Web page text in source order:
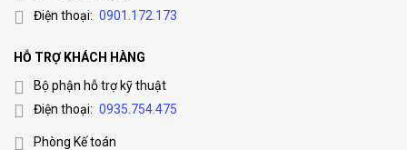
Điện thoại: 0901.172.173
HỖ TRỢ KHÁCH HÀNG
Bộ phận hỗ trợ kỹ thuật
Điện thoại: 0935.754.475
Phòng Kế toán